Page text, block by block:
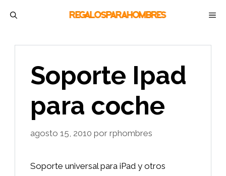
Soporte Ipad
para coche
agosto 15, 2010 por rphombres
Soporte universal para iPad y otros